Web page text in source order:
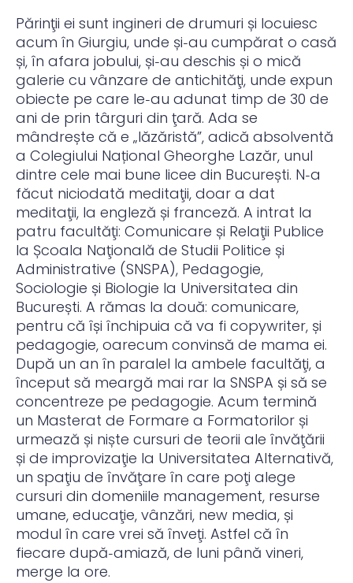
Părinţii ei sunt ingineri de drumuri și locuiesc
acum în Giurgiu, unde și‑au cumpărat o casă
și, în afara jobului, și‑au deschis și o mică
galerie cu vânzare de antichităţi, unde expun
obiecte pe care le‑au adunat timp de 30 de
ani de prin târguri din ţară. Ada se
mândrește că e „lăzăristă”, adică absolventă
a Colegiului Național Gheorghe Lazăr, unul
dintre cele mai bune licee din București. N‑a
făcut niciodată meditaţii, doar a dat
meditaţii, la engleză și franceză. A intrat la
patru facultăţi: Comunicare și Relaţii Publice
la Școala Naţională de Studii Politice și
Administrative (SNSPA), Pedagogie,
Sociologie și Biologie la Universitatea din
București. A rămas la două: comunicare,
pentru că își închipuia că va fi copywriter, și
pedagogie, oarecum convinsă de mama ei.
După un an în paralel la ambele facultăţi, a
început să meargă mai rar la SNSPA și să se
concentreze pe pedagogie. Acum termină
un Masterat de Formare a Formatorilor și
urmează și niște cursuri de teorii ale învăţării
și de improvizaţie la Universitatea Alternativă,
un spaţiu de învăţare în care poţi alege
cursuri din domeniile management, resurse
umane, educaţie, vânzări, new media, și
modul în care vrei să înveţi. Astfel că în
fiecare după‑amiază, de luni până vineri,
merge la ore.